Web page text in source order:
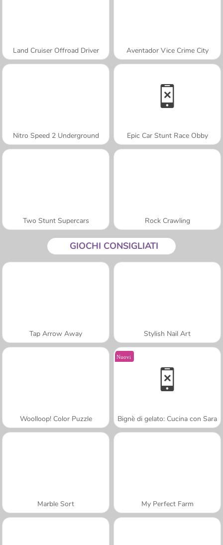
Land Cruiser Offroad Driver Aventador Vice Crime City
Nitro Speed 2 Underground Epic Car Stunt Race Obby
Two Stunt Supercars Rock Crawling
GIOCHI CONSIGLIATI
Tap Arrow Away Stylish Nail Art
Woolloop! Color Puzzle
Nuovi
Bignè di gelato: Cucina con Sara
Marble Sort My Perfect Farm